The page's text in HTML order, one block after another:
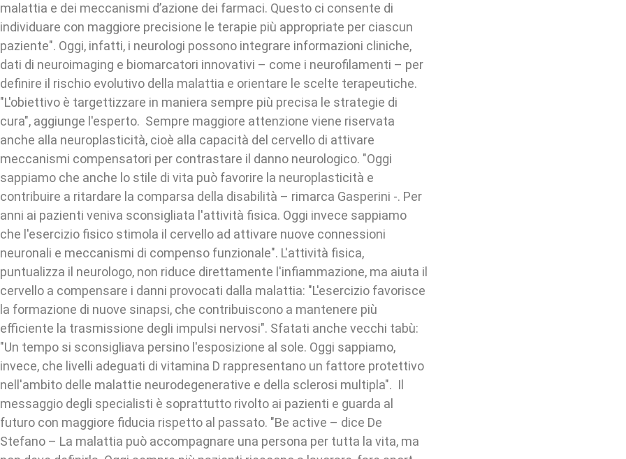
malattia e dei meccanismi d’azione dei farmaci. Questo ci consente di
individuare con maggiore precisione le terapie più appropriate per ciascun
paziente". Oggi, infatti, i neurologi possono integrare informazioni cliniche,
dati di neuroimaging e biomarcatori innovativi – come i neurofilamenti – per
definire il rischio evolutivo della malattia e orientare le scelte terapeutiche.
"L'obiettivo è targettizzare in maniera sempre più precisa le strategie di
cura", aggiunge l'esperto. Sempre maggiore attenzione viene riservata
anche alla neuroplasticità, cioè alla capacità del cervello di attivare
meccanismi compensatori per contrastare il danno neurologico. "Oggi
sappiamo che anche lo stile di vita può favorire la neuroplasticità e
contribuire a ritardare la comparsa della disabilità – rimarca Gasperini -. Per
anni ai pazienti veniva sconsigliata l'attività fisica. Oggi invece sappiamo
che l'esercizio fisico stimola il cervello ad attivare nuove connessioni
neuronali e meccanismi di compenso funzionale". L'attività fisica,
puntualizza il neurologo, non riduce direttamente l'infiammazione, ma aiuta il
cervello a compensare i danni provocati dalla malattia: "L'esercizio favorisce
la formazione di nuove sinapsi, che contribuiscono a mantenere più
efficiente la trasmissione degli impulsi nervosi". Sfatati anche vecchi tabù:
"Un tempo si sconsigliava persino l'esposizione al sole. Oggi sappiamo,
invece, che livelli adeguati di vitamina D rappresentano un fattore protettivo
nell'ambito delle malattie neurodegenerative e della sclerosi multipla". Il
messaggio degli specialisti è soprattutto rivolto ai pazienti e guarda al
futuro con maggiore fiducia rispetto al passato. "Be active – dice De
Stefano – La malattia può accompagnare una persona per tutta la vita, ma